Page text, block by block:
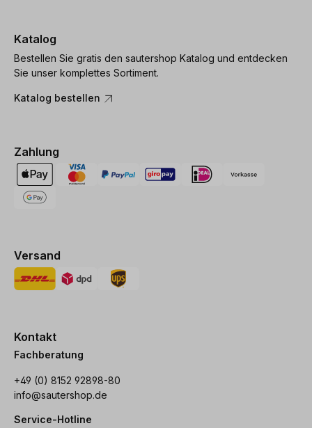
Katalog
Bestellen Sie gratis den sautershop Katalog und entdecken
Sie unser komplettes Sortiment.
Katalog bestellen
Zahlung
Versand
Kontakt
Fachberatung
+49 (0) 8152 92898-80
info@sautershop.de
Service-Hotline